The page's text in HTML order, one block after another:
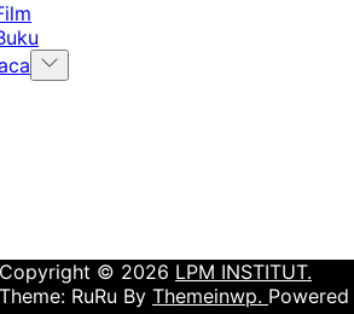
Show
sub
Copyright © 2026 LPM INSTITUT.
Theme: RuRu By Themeinwp.